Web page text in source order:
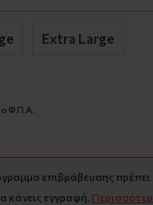
Extra Large
ο Φ.Π.Α.
επιβράβευσης πρέπει
κάνεις εγγραφή.